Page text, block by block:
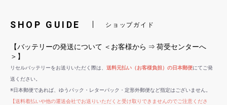
SHOP GUIDE ショップガイド
【バッテリーの発送について ＜お客様から ⇒ 荷受センターへ
＞】
リセルバッテリーをお送りいただく際は、 送料元払い（お客様負担）の日本郵便にてご発
送ください。
※日本郵便であれば、ゆうパック・レターパック・定形外郵便など指定はございません。
【送料着払いや他の運送会社でお送りいただくと受け取りできませんのでご注意くださ